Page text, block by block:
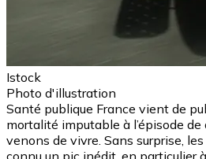
Istock
Photo d'illustration
Santé publique France vient de
mortalité imputable à l’épisode de
venons de vivre. Sans surprise,